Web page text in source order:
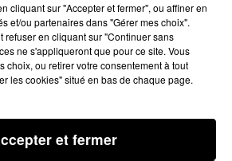
min 14 sec
NORD DU 15/10/2024 À
TARN NORD
cliquant sur "Accepter et fermer", ou affiner en
et/ou partenaires dans "Gérer mes choix".
refuser en cliquant sur "Continuer sans
ne s'appliqueront que pour ce site. Vous
choix, ou retirer votre consentement à tout
les cookies" situé en bas de chaque page.
et fermer